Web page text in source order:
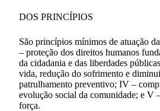
DOS PRINCÍPIOS
São princípios mínimos de atuação
– proteção dos direitos humanos
da cidadania e das liberdades
vida, redução do sofrimento e
patrulhamento preventivo; IV –
evolução social da comunidade; e V
força.